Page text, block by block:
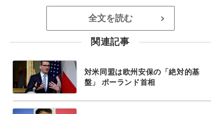
全文を読む >
関連記事
対米同盟は欧州安保の「絶対的基
盤」 ポーランド首相